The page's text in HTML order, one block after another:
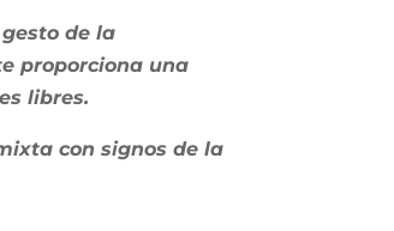
de la
proporciona una
libres.
con signos de la